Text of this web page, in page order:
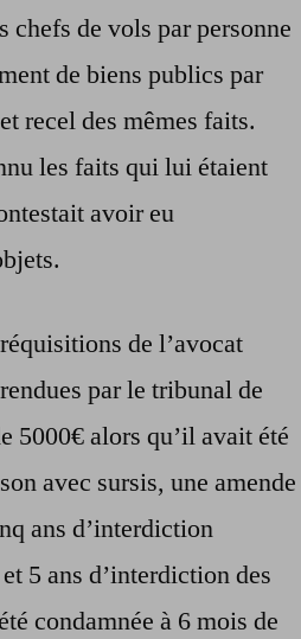
chefs de vols par personne
de biens publics par
recel des mêmes faits.
les faits qui lui étaient
avoir eu
de l’avocat
par le tribunal de
5000€ alors qu’il avait été
avec sursis, une amende
ans d’interdiction
5 ans d’interdiction des
condamnée à 6 mois de